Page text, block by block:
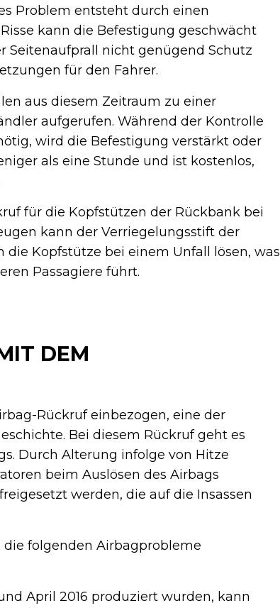
Problem entsteht durch einen
kann die Befestigung geschwächt
Seitenaufprall nicht genügend Schutz
für den Fahrer.
aus diesem Zeitraum zu einer
aufgerufen. Während der Kontrolle
wird die Befestigung verstärkt oder
als eine Stunde und ist kostenlos,
für die Kopfstützen der Rückbank bei
kann der Verriegelungsstift der
Kopfstütze bei einem Unfall lösen, was
Passagiere führt.
DEM
Rückruf einbezogen, eine der
Bei diesem Rückruf geht es
Durch Alterung infolge von Hitze
beim Auslösen des Airbags
werden, die auf die Insassen
die folgenden Airbagprobleme
April 2016 produziert wurden, kann